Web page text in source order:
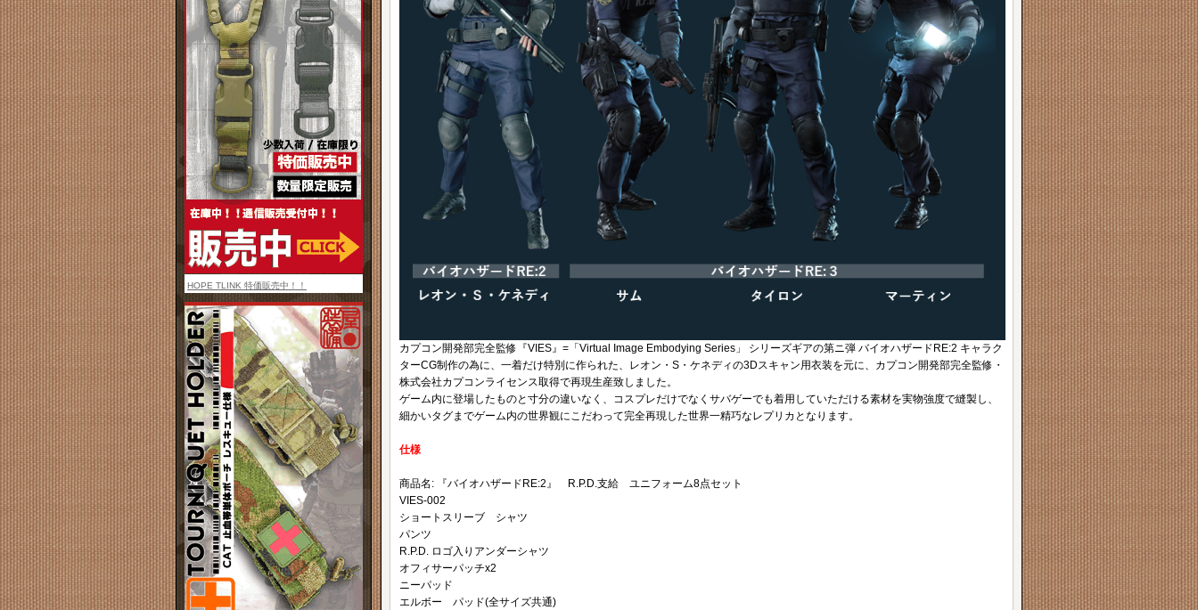
カプコン開発部完全監修『VIES』=「Virtual Image Embodying Series」 シリーズギアの第ニ弾 バイオハザードRE:2 キャラク
ターCG制作の為に、一着だけ特別に作られた、レオン・S・ケネディの3Dスキャン用衣装を元に、カプコン開発部完全監修・
株式会社カプコンライセンス取得で再現生産致しました。
ゲーム内に登場したものと寸分の違いなく、コスプレだけでなくサバゲーでも着用していただける素材を実物強度で縫製し、
細かいタグまでゲーム内の世界観にこだわって完全再現した世界一精巧なレプリカとなります。
仕様
商品名: 『バイオハザードRE:2』 R.P.D.支給 ユニフォーム8点セット
VIES-002
ショートスリーブ シャツ
パンツ
R.P.D. ロゴ入りアンダーシャツ
オフィサーパッチx2
ニーパッド
エルボー パッド(全サイズ共通)
HOPE TLINK 特価販売中！！